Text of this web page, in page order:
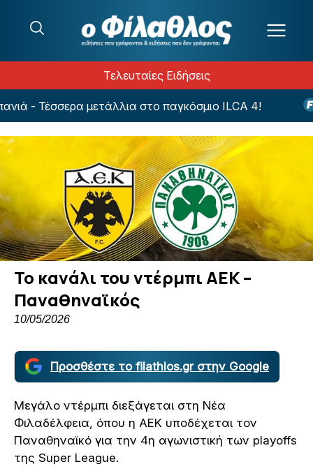
Τελευταίες Ειδήσεις
- Τέσσερα μετάλλια στο παγκόσμιο ILCA 4!
Το κανάλι του ντέρμπι ΑΕΚ –
Παναθηναϊκός
10/05/2026
Προσθέστε το filathlos.gr στην Google
Μεγάλο ντέρμπι διεξάγεται στη Νέα
Φιλαδέλφεια, όπου η ΑΕΚ υποδέχεται τον
Παναθηναϊκό για την 4η αγωνιστική των playoffs
της Super League.